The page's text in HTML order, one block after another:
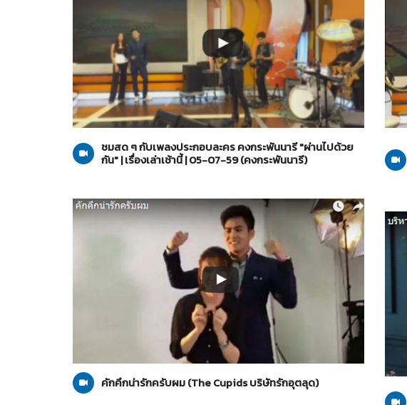
05-07-2559
คงกระพันนารี
ชมสด ๆ กับเพลงประกอบละคร คงกระพันนารี "ผ่านไปด้วย
กัน" | เรื่องเล่าเช้านี้ | 05-07-59 (คงกระพันนารี)
The Cupids บริษัทรักอุตลุด
คักคึกน่ารักครับผม (The Cupids บริษัทรักอุตลุด)